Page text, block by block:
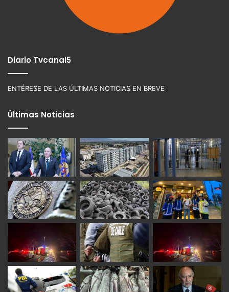
Diario Tvcanal5
ENTÉRESE DE LAS ÚLTIMAS NOTICIAS EN BREVE
Últimas Noticias